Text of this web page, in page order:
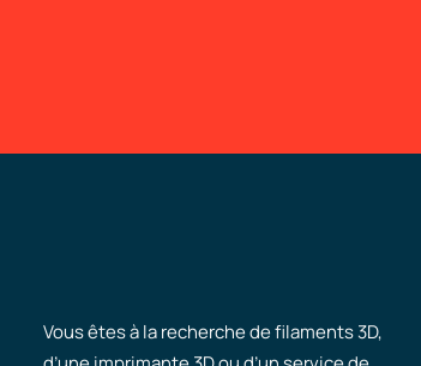
Vous êtes à la recherche de filaments 3D,